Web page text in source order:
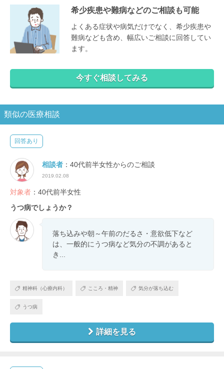
希少疾患や難病などのご相談も可能
よくある症状や病気だけでなく、希少疾患や
難病なども含め、幅広いご相談に回答してい
ます。
今すぐ相談してみる
類似の医療相談
回答あり
相談者 ：40代前半女性からのご相談
2019.02.08
対象者 ：40代前半女性
うつ病でしょうか？
落ち込みや朝～午前のだるさ・意欲低下など
は、一般的にうつ病など気分の不調があると
き...
精神科（心療内科） こころ・精神 気分が落ち込む
うつ病
詳細を見る